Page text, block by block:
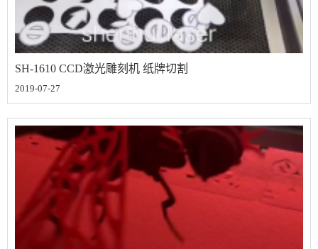
SH-1610 CCD激光雕刻机 纸牌切割
2019-07-27